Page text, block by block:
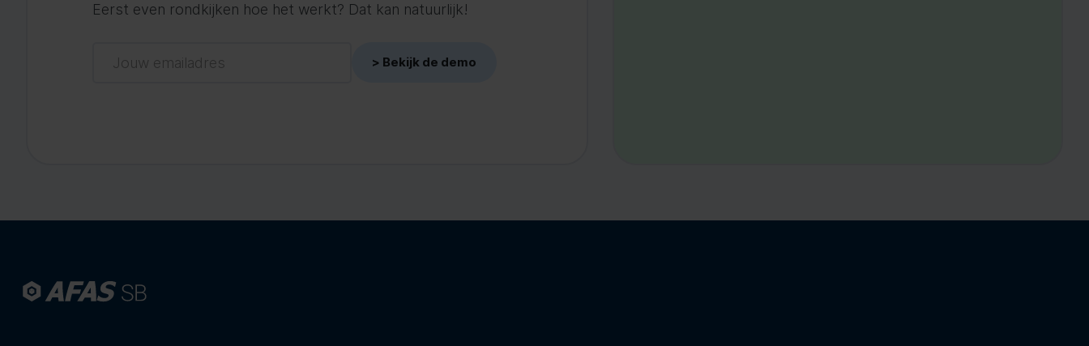
Eerst even rondkijken hoe het werkt? Dat kan natuurlijk!